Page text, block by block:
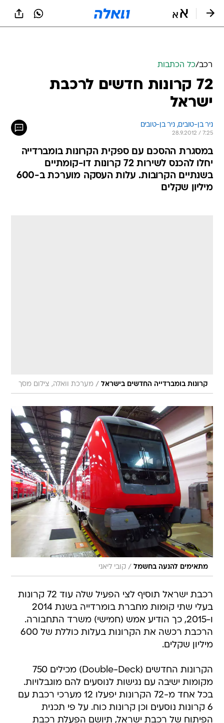
רכב/כל הכתבות
72 קרונות חדשים לרכבת
ישראל
ניר בן-טובים, ניר בן-טובים
28.9.2012 / 7:25
במסגרת ההסכם עם ספקית הקרונות בומברדייה
יחלו להכנס לשירות 72 קרונות דו-קומתיים
בשנתיים הקרובות. עלות העסקה מוערכת ב-600
מיליון שקלים
קרונות בומברדייה החדשים בישראל / מערכת וואלה, צילום מסך
מתאימים להנעה בחשמל / קובי ליאני
רכבת ישראל תוסיף לצי הפעיל שלה עוד 72 קרונות
בעלי שתי קומות מחברת בומרדייה בשנת 2014
ו-2015, כך הודיע אמש (חמישי) משרד התחבורה.
הרכבת רכשה את הקרונות בעלות כוללת של 600
מיליון שקלים.
הקרונות החדשים (Double-Deck) מכילים 750
מקומות ישיבה עם נגישות לנוסעים להם מוגבלויות.
בכל אחד מ-72 הקרונות יפעלו 12 מערכי רכבת עם
6 קרונות נוסעים וכן קרונות כוח. על פי תכנית
הפיתוח של רכבת ישראל, תיושם הפעלת רכבת